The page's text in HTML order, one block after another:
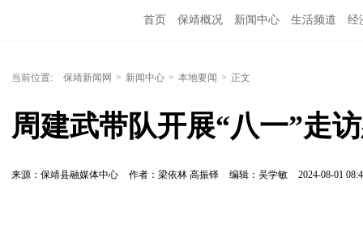
首页 保靖概况 新闻中心 生活频道 经
当前位置: 保靖新闻网 > 新闻中心 > 本地要闻 > 正文
周建武带队开展“八一”走
来源：保靖县融媒体中心 作者：梁依林 高振铎 编辑：吴学敏 2024-08-01